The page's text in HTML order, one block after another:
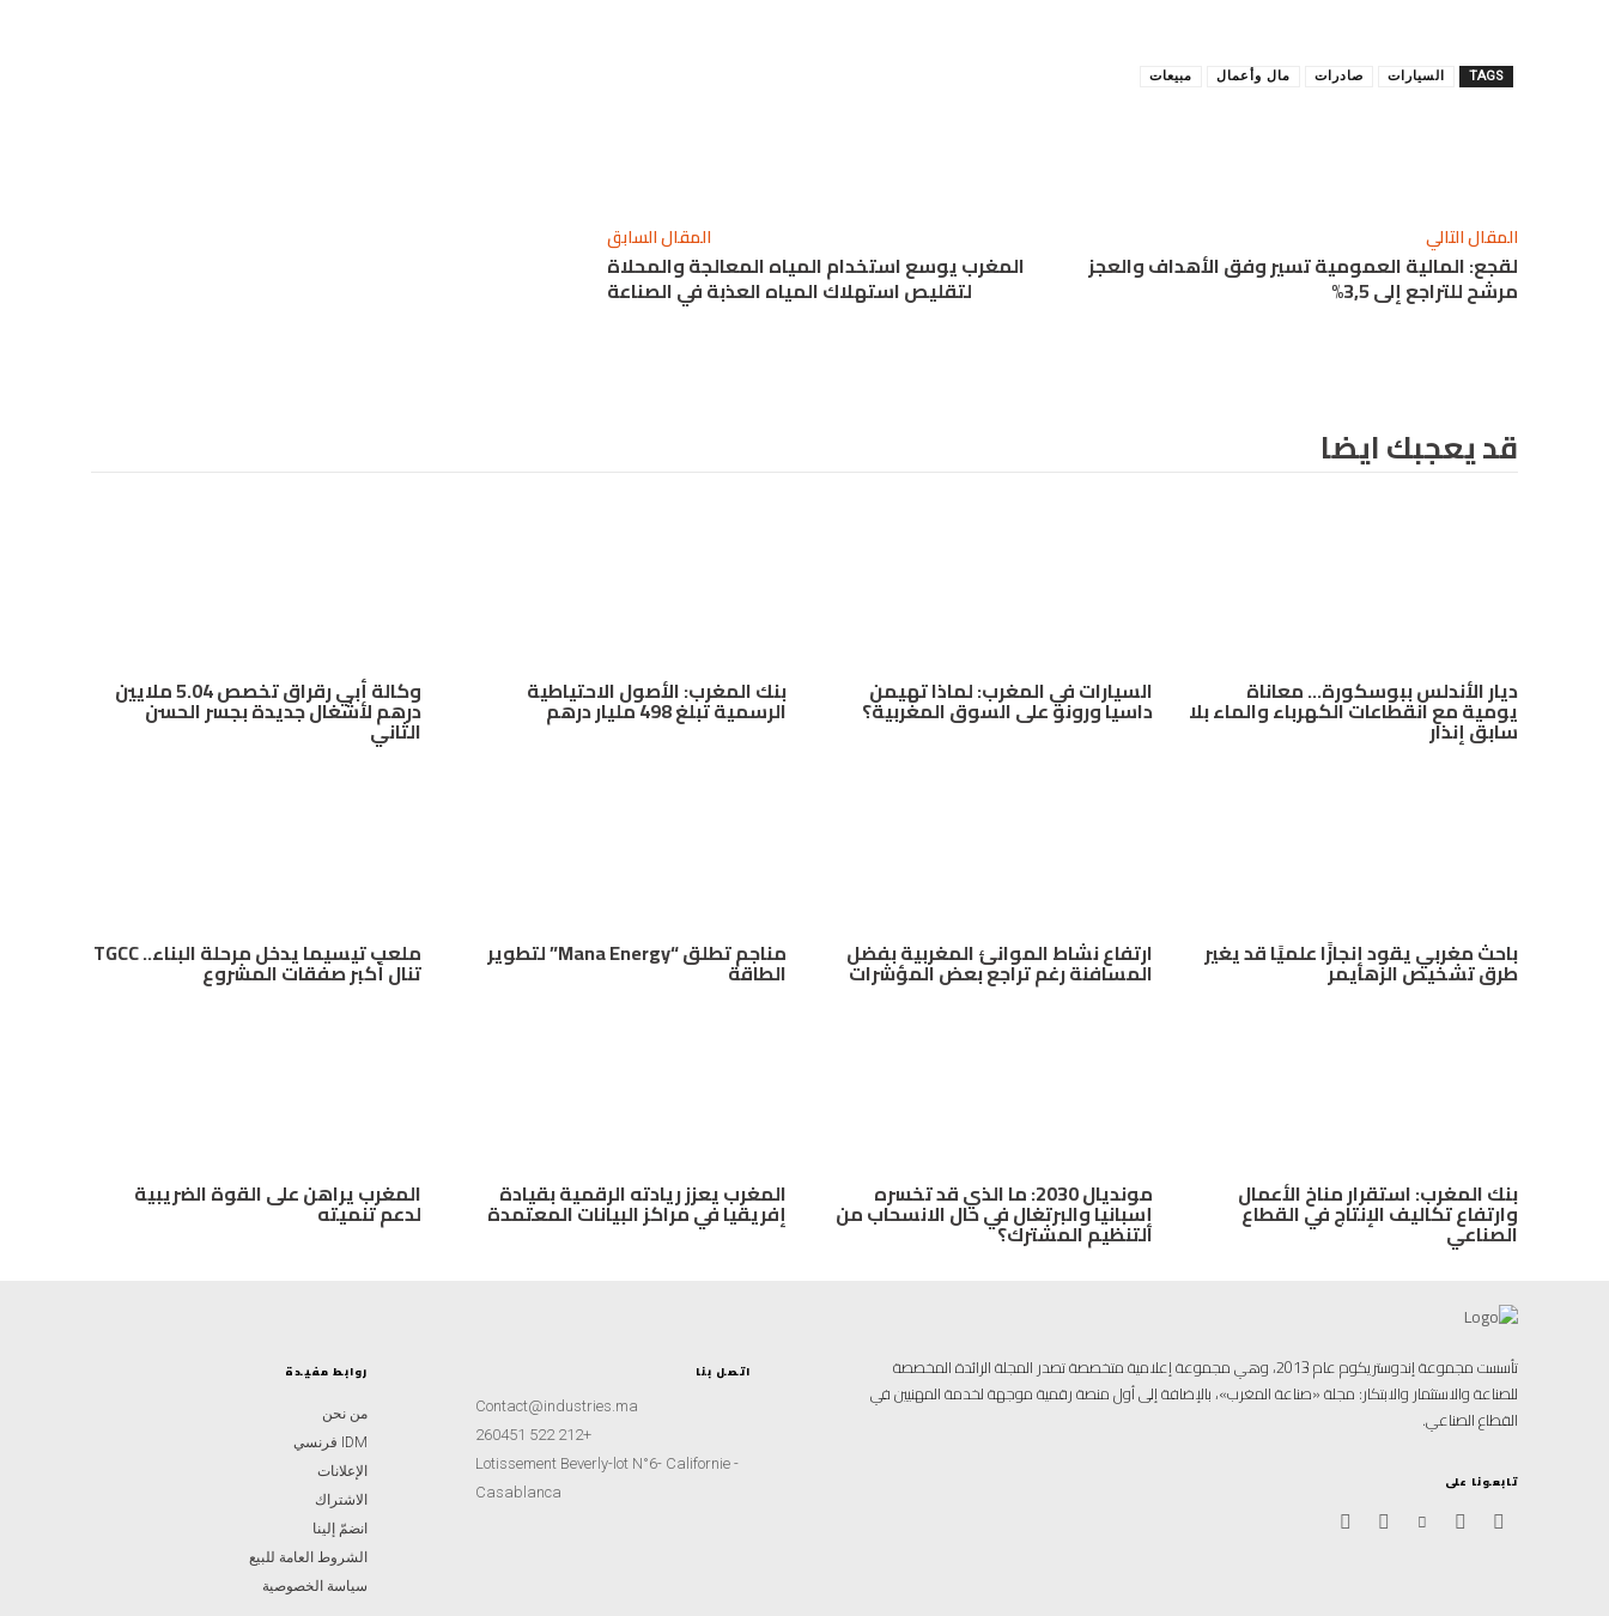
TAGS السيارات صادرات مال وأعمال مبيعات
المقال السابق
المغرب يوسع استخدام المياه المعالجة والمحلاة
لتقليص استهلاك المياه العذبة في الصناعة
المقال التالي
لقجع: المالية العمومية تسير وفق الأهداف والعجز
مرشح للتراجع إلى 3,5%
قد يعجبك ايضا
ديار الأندلس ببوسكورة… معاناة
يومية مع انقطاعات الكهرباء والماء بلا
سابق إنذار
السيارات في المغرب: لماذا تهيمن
داسيا ورونو على السوق المغربية؟
بنك المغرب: الأصول الاحتياطية
الرسمية تبلغ 498 مليار درهم
وكالة أبي رقراق تخصص 5.04 ملايين
درهم لأشغال جديدة بجسر الحسن
الثاني
باحث مغربي يقود إنجازًا علميًا قد يغير
طرق تشخيص الزهايمر
ارتفاع نشاط الموانئ المغربية بفضل
المسافنة رغم تراجع بعض المؤشرات
مناجم تطلق “Mana Energy” لتطوير
الطاقة
ملعب تيسيما يدخل مرحلة البناء.. TGCC
تنال أكبر صفقات المشروع
بنك المغرب: استقرار مناخ الأعمال
وارتفاع تكاليف الإنتاج في القطاع
الصناعي
مونديال 2030: ما الذي قد تخسره
إسبانيا والبرتغال في حال الانسحاب من
التنظيم المشترك؟
المغرب يعزز ريادته الرقمية بقيادة
إفريقيا في مراكز البيانات المعتمدة
المغرب يراهن على القوة الضريبية
لدعم تنميته
روابط مفيدة
من نحن
IDM فرنسي
الإعلانات
الاشتراك
انضمّ إلينا
الشروط العامة للبيع
سياسة الخصوصية
اتصل بنا
Contact@industries.ma
+212 522 260451
Lotissement Beverly-lot N°6- Californie -
Casablanca
تأسست مجموعة إندوستريكوم عام 2013، وهي مجموعة إعلامية متخصصة تصدر المجلة الرائدة المخصصة
للصناعة والاستثمار والابتكار: مجلة «صناعة المغرب»، بالإضافة إلى أول منصة رقمية موجهة لخدمة المهنيين في
القطاع الصناعي.
تابعونا على